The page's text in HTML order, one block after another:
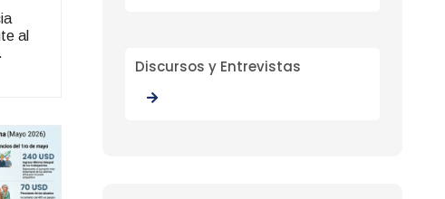
al
Discursos y Entrevistas